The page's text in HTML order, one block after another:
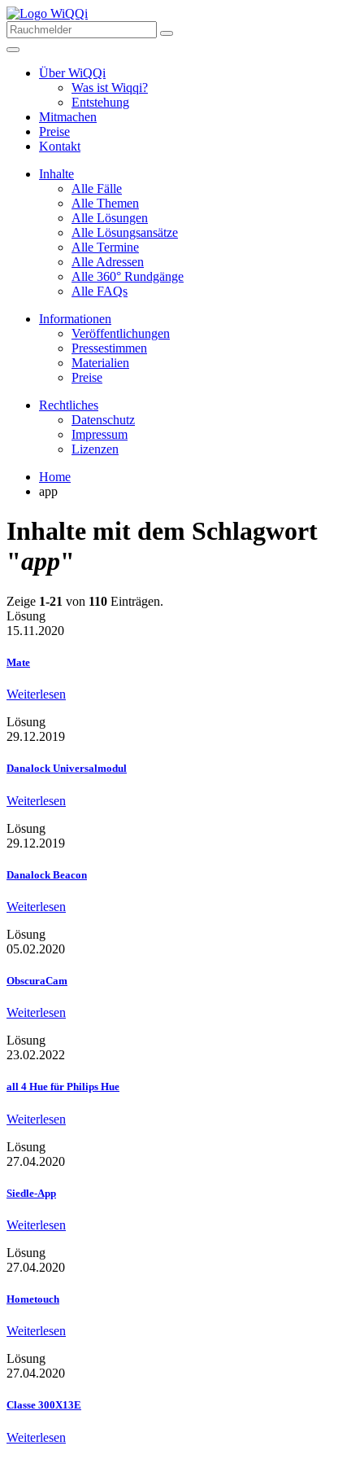
Über WiQQi
Was ist Wiqqi?
Entstehung
Mitmachen
Preise
Kontakt
Inhalte
Alle Fälle
Alle Themen
Alle Lösungen
Alle Lösungsansätze
Alle Termine
Alle Adressen
Alle 360° Rundgänge
Alle FAQs
Informationen
Veröffentlichungen
Pressestimmen
Materialien
Preise
Rechtliches
Datenschutz
Impressum
Lizenzen
Home
app
Inhalte mit dem Schlagwort
"app"
Zeige 1-21 von 110 Einträgen.
Lösung
15.11.2020
Mate
Weiterlesen
Lösung
29.12.2019
Danalock Universalmodul
Weiterlesen
Lösung
29.12.2019
Danalock Beacon
Weiterlesen
Lösung
05.02.2020
ObscuraCam
Weiterlesen
Lösung
23.02.2022
all 4 Hue für Philips Hue
Weiterlesen
Lösung
27.04.2020
Siedle-App
Weiterlesen
Lösung
27.04.2020
Hometouch
Weiterlesen
Lösung
27.04.2020
Classe 300X13E
Weiterlesen